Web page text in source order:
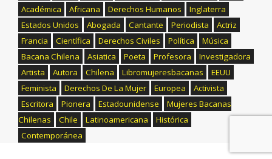
Académica
Africana Derechos Humanos
Inglaterra
Estados Unidos
Abogada Cantante Periodista
Actriz
Francia
Científica Derechos Civiles Política
Música
Bacana Chilena
Asiatica Poeta Profesora
Investigadora
Artista
Autora Chilena Libromujeresbacanas
EEUU
Feminista
Derechos De La Mujer Europea
Activista
Escritora
Pionera Estadounidense
Mujeres Bacanas
Chilenas
Chile Latinoamericana
Histórica
Contemporánea